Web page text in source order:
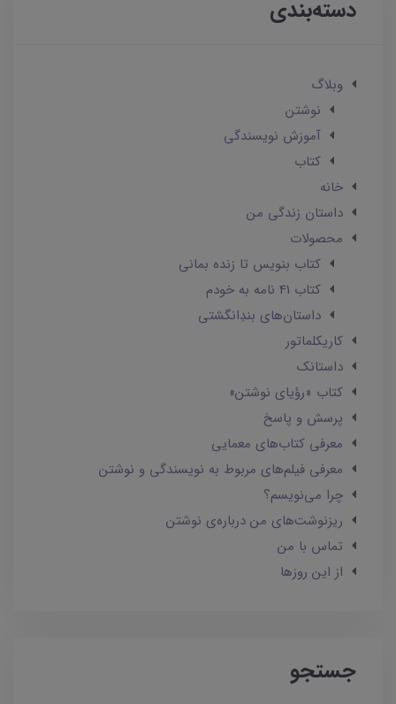
دسته‌بندی
وبلاگ
نوشتن
آموزش نویسندگی
کتاب
خانه
داستان زندگی من
محصولات
کتاب بنویس تا زنده بمانی
کتاب 41 نامه به خودم
داستان‌های بندِانگشتی
کاریکلماتور
داستانک‌
کتاب «رؤیای نوشتن»
پرسش و پاسخ
معرفی کتاب‌های معمایی
معرفی فیلم‌های مربوط به نویسندگی و نوشتن
چرا می‌نویسم؟
ریزنوشت‌های من درباره‌ی نوشتن
تماس با من
از این روزها
جستجو